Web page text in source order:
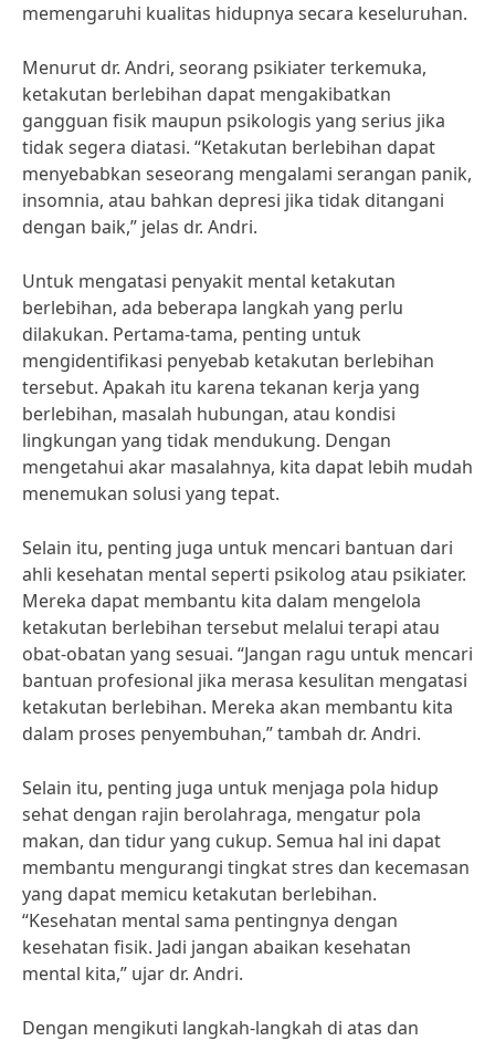
memengaruhi kualitas hidupnya secara keseluruhan.
Menurut dr. Andri, seorang psikiater terkemuka,
ketakutan berlebihan dapat mengakibatkan
gangguan fisik maupun psikologis yang serius jika
tidak segera diatasi. “Ketakutan berlebihan dapat
menyebabkan seseorang mengalami serangan panik,
insomnia, atau bahkan depresi jika tidak ditangani
dengan baik,” jelas dr. Andri.
Untuk mengatasi penyakit mental ketakutan
berlebihan, ada beberapa langkah yang perlu
dilakukan. Pertama-tama, penting untuk
mengidentifikasi penyebab ketakutan berlebihan
tersebut. Apakah itu karena tekanan kerja yang
berlebihan, masalah hubungan, atau kondisi
lingkungan yang tidak mendukung. Dengan
mengetahui akar masalahnya, kita dapat lebih mudah
menemukan solusi yang tepat.
Selain itu, penting juga untuk mencari bantuan dari
ahli kesehatan mental seperti psikolog atau psikiater.
Mereka dapat membantu kita dalam mengelola
ketakutan berlebihan tersebut melalui terapi atau
obat-obatan yang sesuai. “Jangan ragu untuk mencari
bantuan profesional jika merasa kesulitan mengatasi
ketakutan berlebihan. Mereka akan membantu kita
dalam proses penyembuhan,” tambah dr. Andri.
Selain itu, penting juga untuk menjaga pola hidup
sehat dengan rajin berolahraga, mengatur pola
makan, dan tidur yang cukup. Semua hal ini dapat
membantu mengurangi tingkat stres dan kecemasan
yang dapat memicu ketakutan berlebihan.
“Kesehatan mental sama pentingnya dengan
kesehatan fisik. Jadi jangan abaikan kesehatan
mental kita,” ujar dr. Andri.
Dengan mengikuti langkah-langkah di atas dan